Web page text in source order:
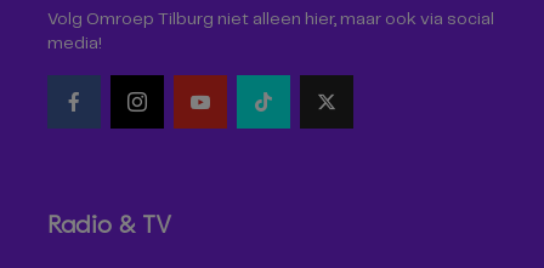
Volg Omroep Tilburg niet alleen hier, maar ook via social
media!
Radio & TV